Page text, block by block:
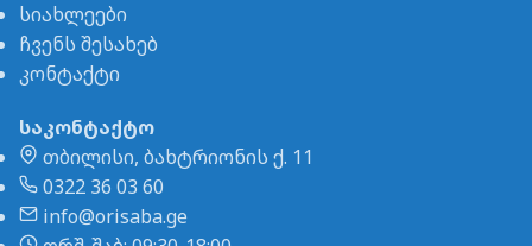
სიახლეები
ჩვენს შესახებ
კონტაქტი
საკონტაქტო
თბილისი, ბახტრიონის ქ. 11
0322 36 03 60
info@orisaba.ge